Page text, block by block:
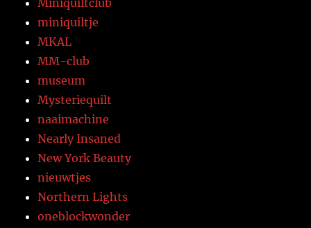
Miniquiltclub
miniquiltje
MKAL
MM-club
museum
Mysteriequilt
naaimachine
Nearly Insaned
New York Beauty
nieuwtjes
Northern Lights
oneblockwonder